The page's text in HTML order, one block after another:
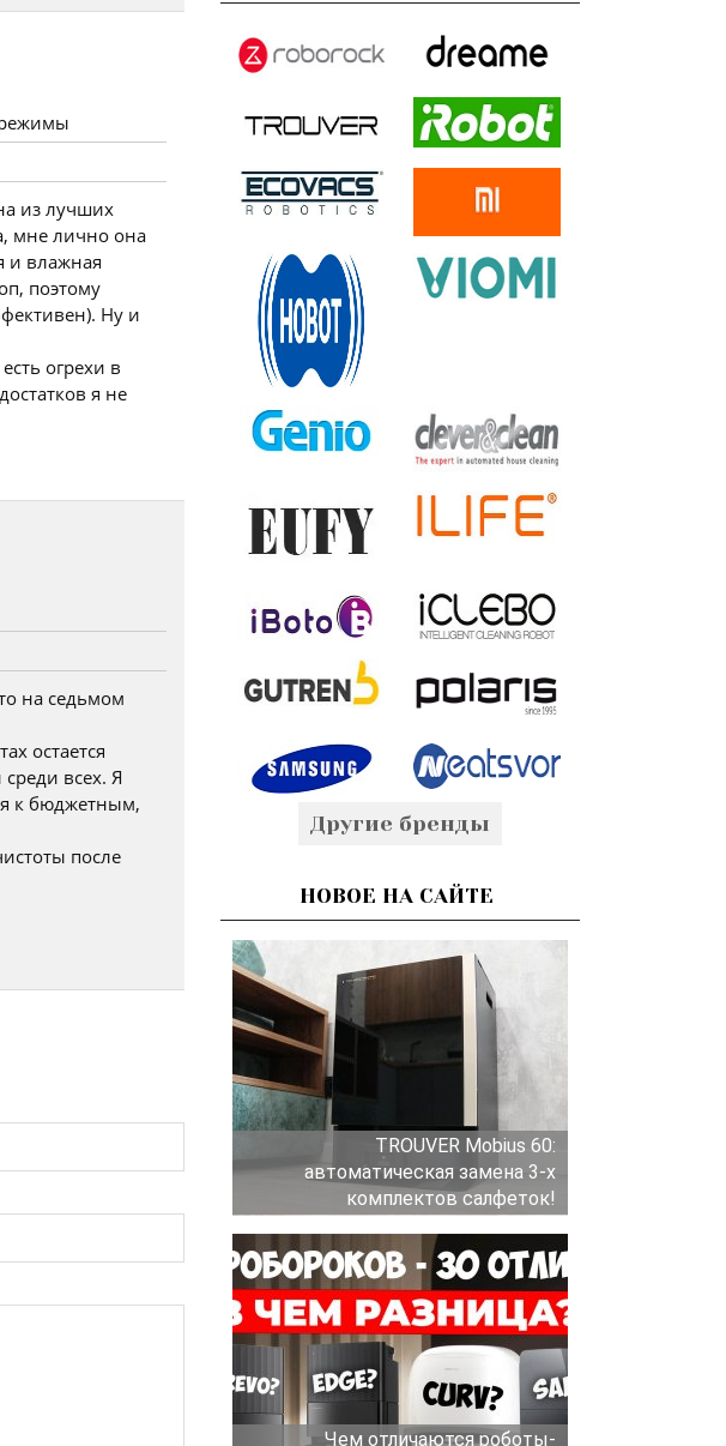
режимы
из лучших
мне лично она
и влажная
поэтому
Ну и
огрехи в
я не
на седьмом
остается
всех. Я
к бюджетным,
после
Другие бренды
НОВОЕ НА САЙТЕ
TROUVER Mobius 60:
автоматическая замена 3-х
комплектов салфеток!
Чем отличаются роботы-